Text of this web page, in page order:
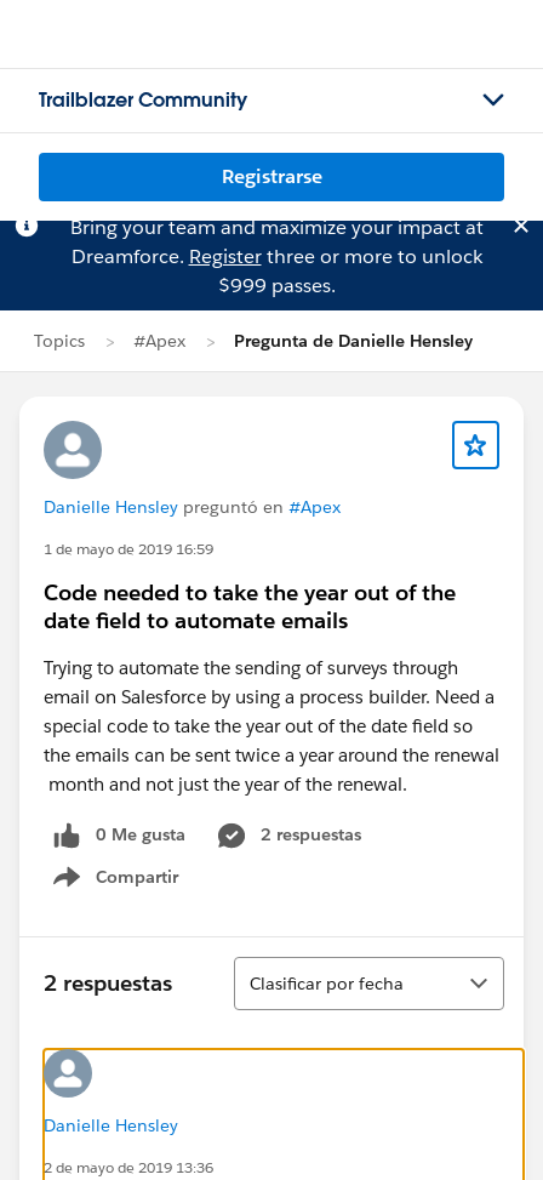
Trailblazer Community
Registrarse
Bring your team and maximize your impact at
Dreamforce. Registerthree or more to unlock
$999 passes.
Topics #Apex Pregunta de Danielle Hensley
Danielle Hensley preguntó en #Apex
1 de mayo de 2019 16:59
Code needed to take the year out of the
date field to automate emails
Trying to automate the sending of surveys through
email on Salesforce by using a process builder. Need a
special code to take the year out of the date field so
the emails can be sent twice a year around the renewal
month and not just the year of the renewal.
0 Me gusta
2 respuestas
Compartir
Show menu
2 respuestas
Ordenar
Clasificar por fecha
Danielle Hensley
2 de mayo de 2019 13:36